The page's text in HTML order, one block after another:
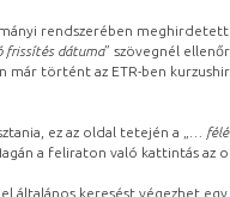
rendszerében
frissítés dátuma” szövegnél
már történt az ETR-ben
ez az oldal tetején a „
…
a feliraton való kattintás az
általános keresést végezhet